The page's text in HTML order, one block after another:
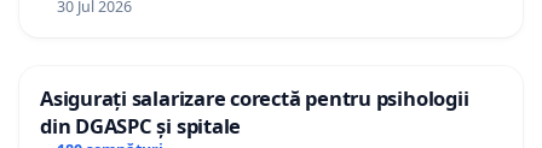
30 Jul 2026
Asigurați salarizare corectă pentru psihologii
din DGASPC și spitale